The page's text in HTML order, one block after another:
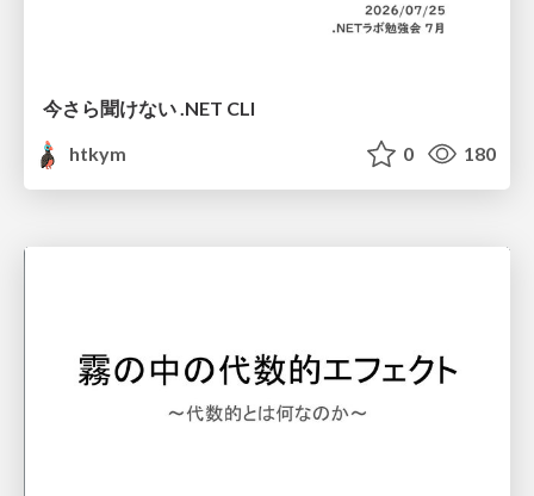
今さら聞けない .NET CLI
htkym
0 180